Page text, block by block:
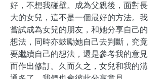
好，不想我碰壁。成為父親後，面對長
大的女兒，這不是一個最好的方法。我
嘗試成為女兒的朋友，和她分享自己的
想法，同時亦鼓勵她自己去判斷，究竟
要繼續自己的想法，還是參考我的意見
而作出修訂。久而久之，女兒和我的溝